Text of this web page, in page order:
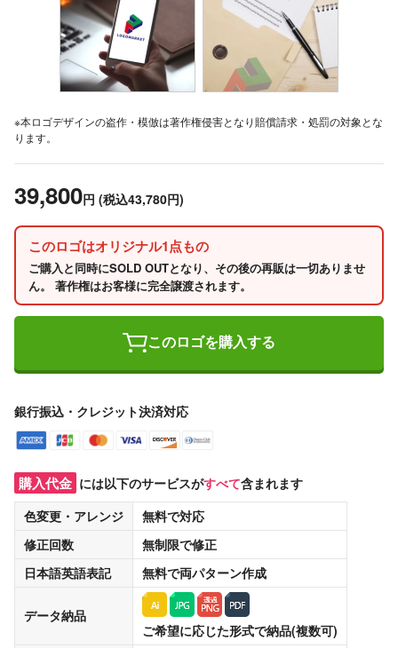
※本ロゴデザインの盗作・模倣は著作権侵害となり賠償請求・処罰の対象とな
ります。
39,800円 (税込43,780円)
このロゴはオリジナル1点もの
ご購入と同時にSOLD OUTとなり、その後の再販は一切ありませ
ん。 著作権はお客様に完全譲渡されます。
このロゴを購入する
銀行振込・クレジット決済対応
購入代金 には以下のサービスがすべて含まれます
色変更・アレンジ
無料で対応
修正回数
無制限で修正
日本語英語表記
無料で両パターン作成
データ納品
ご希望に応じた形式で納品(複数可)